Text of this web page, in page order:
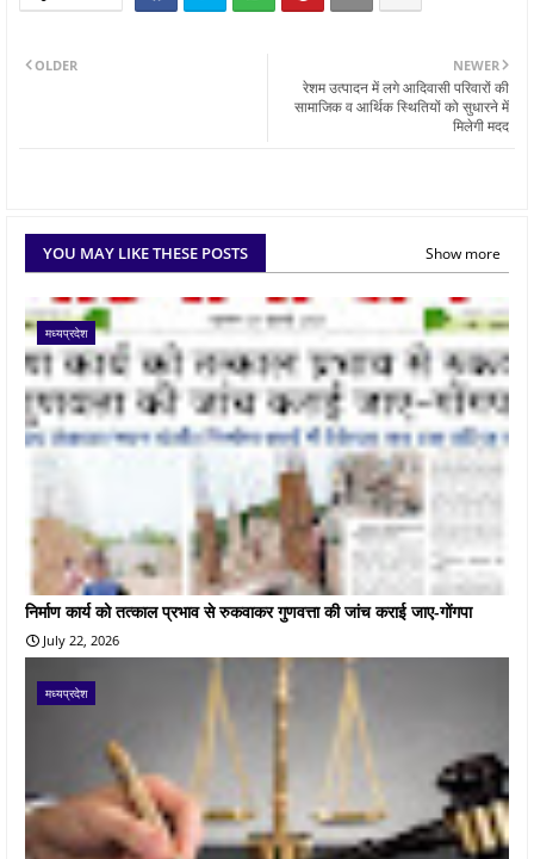
NEWER
रेशम उत्पादन में लगे आदिवासी परिवारों की
सामाजिक व आर्थिक स्थितियों को सुधारने में
मिलेगी मदद
OLDER
YOU MAY LIKE THESE POSTS Show more
मध्यप्रदेश
निर्माण कार्य को तत्काल प्रभाव से रुकवाकर गुणवत्ता की जांच कराई जाए-गोंगपा
July 22, 2026
मध्यप्रदेश